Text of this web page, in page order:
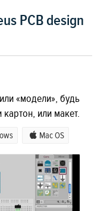
PCB design
«модели», будь
картон, или макет.
Mac OS